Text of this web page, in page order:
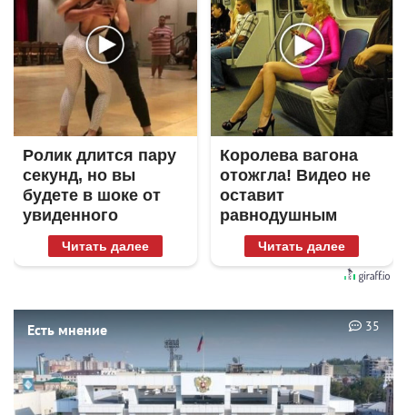
Ролик длится пару
секунд, но вы
будете в шоке от
увиденного
Читать далее
Королева вагона
отожгла! Видео не
оставит
равнодушным
Читать далее
Есть мнение 35